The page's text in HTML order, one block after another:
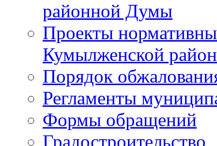
районной Думы
Проекты
Кумылженской
Порядок
Регламенты
Формы обращений
Градостроительство